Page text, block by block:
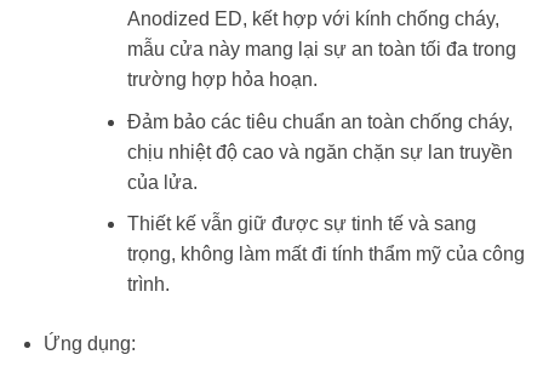
Anodized ED, kết hợp với kính chống cháy,
mẫu cửa này mang lại sự an toàn tối đa trong
trường hợp hỏa hoạn.
Đảm bảo các tiêu chuẩn an toàn chống cháy,
chịu nhiệt độ cao và ngăn chặn sự lan truyền
của lửa.
Thiết kế vẫn giữ được sự tinh tế và sang
trọng, không làm mất đi tính thẩm mỹ của công
trình.
Ứng dụng: